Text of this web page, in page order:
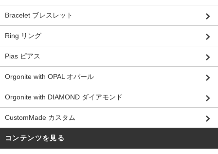
Bracelet ブレスレット
Ring リング
Pias ピアス
Orgonite with OPAL オパール
Orgonite with DIAMOND ダイアモンド
CustomMade カスタム
コンテンツを見る